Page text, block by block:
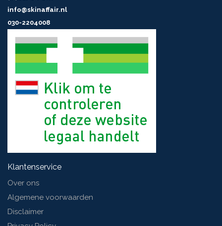
info@skinaffair.nl
030-2204008
Klantenservice
Over ons
Algemene voorwaarden
Disclaimer